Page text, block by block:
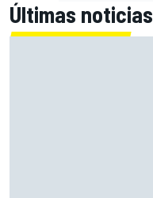
Últimas noticias